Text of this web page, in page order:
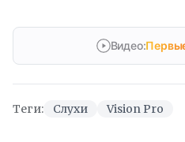
Видео:
Теги: Слухи Vision Pro